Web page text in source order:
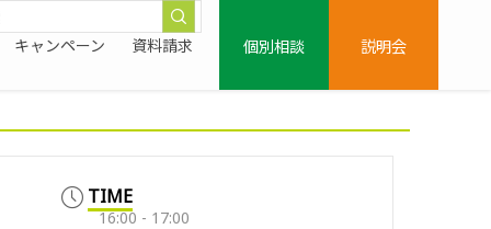
キャンペーン 資料請求
個別相談
説明会
TIME
16:00 - 17:00